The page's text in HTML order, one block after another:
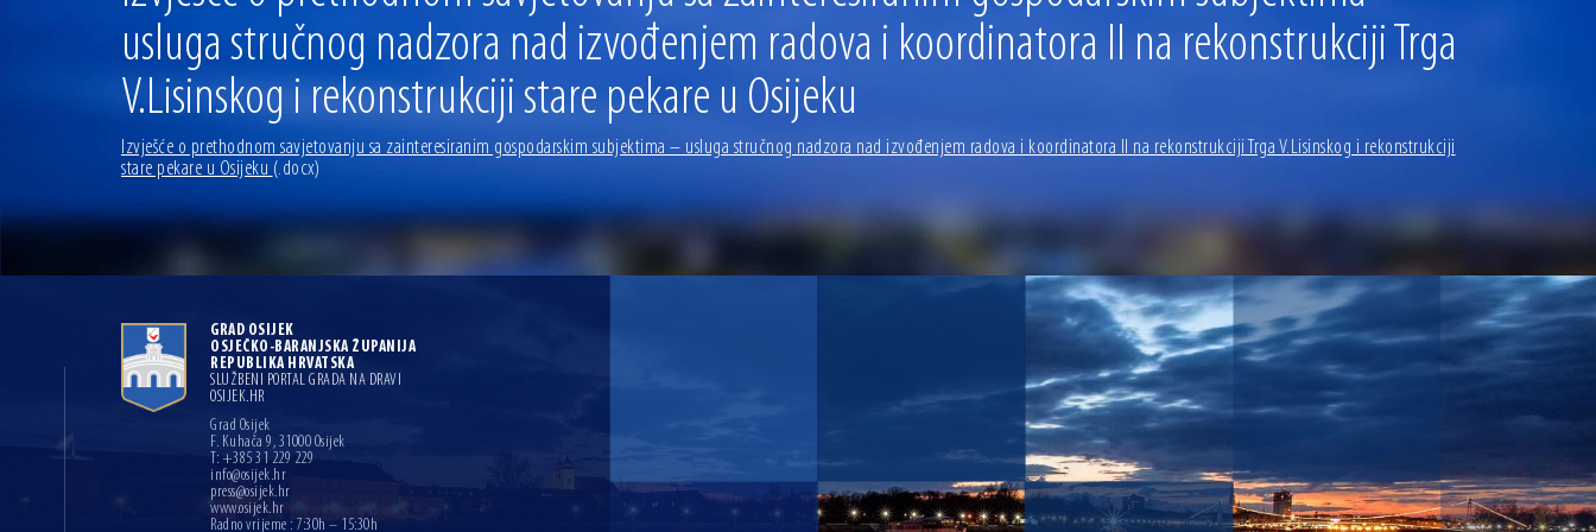
usluga stručnog nadzora nad izvođenjem radova i koordinatora II na rekonstrukciji Trga
V.Lisinskog i rekonstrukciji stare pekare u Osijeku
Izvješće o prethodnom savjetovanju sa zainteresiranim gospodarskim subjektima – usluga stručnog nadzora nad izvođenjem radova i koordinatora II na rekonstrukciji Trga V.Lisinskog i rekonstrukciji
stare pekare u Osijeku (.docx)
GRAD OSIJEK
OSJEČKO-BARANJSKA ŽUPANIJA
REPUBLIKA HRVATSKA
SLUŽBENI PORTAL GRADA NA DRAVI
OSIJEK.HR
Grad Osijek
F. Kuhača 9, 31000 Osijek
T: +385 31 229 229
info@osijek.hr
press@osijek.hr
www.osijek.hr
Radno vrijeme : 7:30h – 15:30h